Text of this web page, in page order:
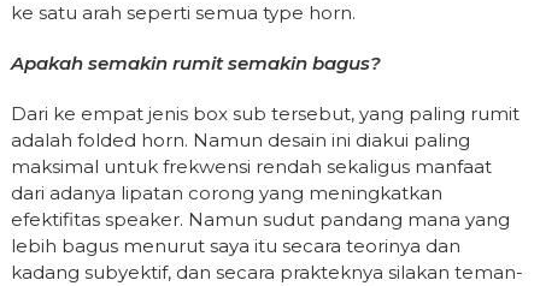
ke satu arah seperti semua type horn.
Apakah semakin rumit semakin bagus?
Dari ke empat jenis box sub tersebut, yang paling rumit
adalah folded horn. Namun desain ini diakui paling
maksimal untuk frekwensi rendah sekaligus manfaat
dari adanya lipatan corong yang meningkatkan
efektifitas speaker. Namun sudut pandang mana yang
lebih bagus menurut saya itu secara teorinya dan
kadang subyektif, dan secara prakteknya silakan teman-